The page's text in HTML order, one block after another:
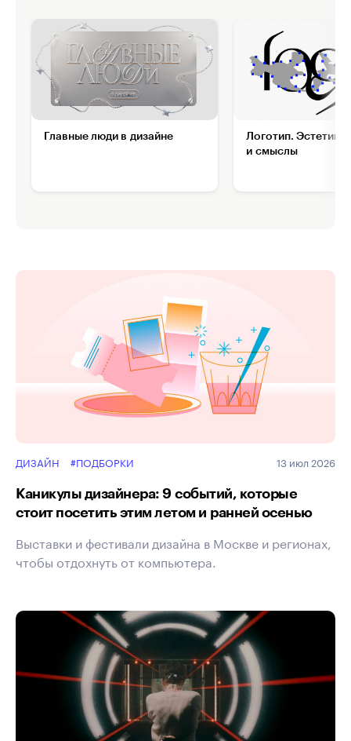
Главные люди в дизайне
Логотип.
и смыслы
ДИЗАЙН #ПОДБОРКИ 13 июл 2026
Каникулы дизайнера: 9 событий, которые
стоит посетить этим летом и ранней осенью
Выставки и фестивали дизайна в Москве и регионах,
чтобы отдохнуть от компьютера.